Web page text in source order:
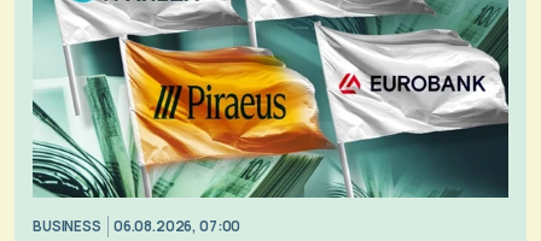
BUSINESS 06.08.2026, 07:00